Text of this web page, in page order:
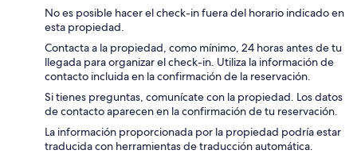
No es posible hacer el check-in fuera del horario indicado en
esta propiedad.
Contacta a la propiedad, como mínimo, 24 horas antes de tu
llegada para organizar el check-in. Utiliza la información de
contacto incluida en la confirmación de la reservación.
Si tienes preguntas, comunícate con la propiedad. Los datos
de contacto aparecen en la confirmación de tu reservación.
La información proporcionada por la propiedad podría estar
traducida con herramientas de traducción automática.